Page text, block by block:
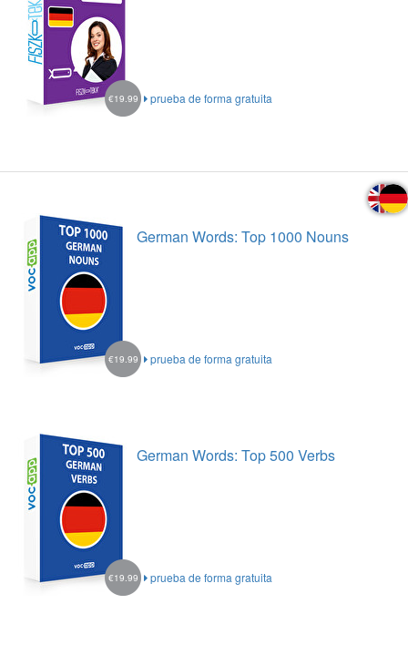
prueba de forma gratuita
€19.99
German Words: Top 1000 Nouns
prueba de forma gratuita
€19.99
German Words: Top 500 Verbs
prueba de forma gratuita
€19.99